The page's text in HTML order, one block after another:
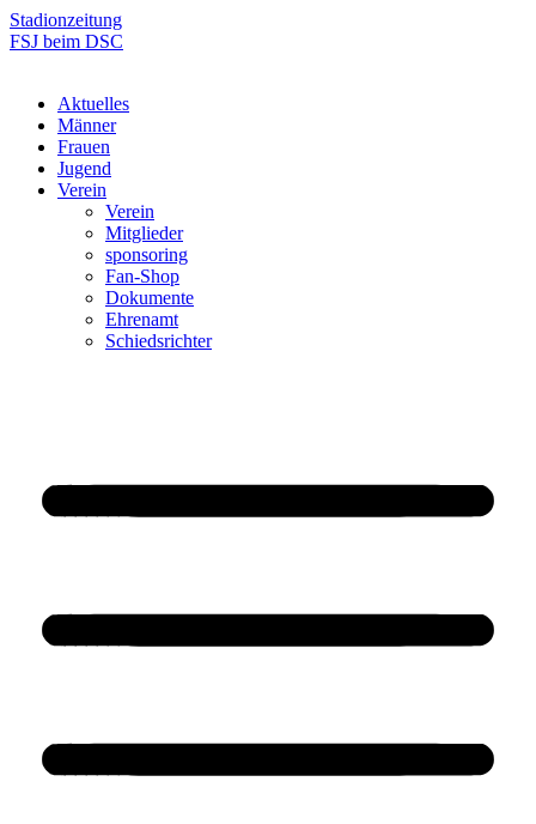
Zum
Inhalt
Stadionzeitung
FSJ beim DSC
Aktuelles
Männer
Frauen
Jugend
Verein
Verein
Mitglieder
sponsoring
Fan-Shop
Dokumente
Ehrenamt
Schiedsrichter